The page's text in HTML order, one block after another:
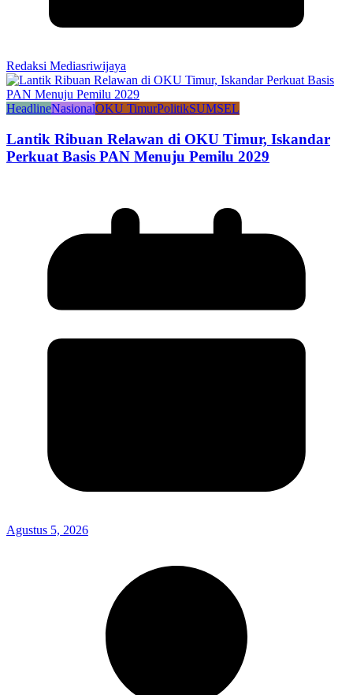
Redaksi Mediasriwijaya
HeadlineNasionalOKU TimurPolitikSUMSEL
Lantik Ribuan Relawan di OKU Timur, Iskandar
Perkuat Basis PAN Menuju Pemilu 2029
Agustus 5, 2026